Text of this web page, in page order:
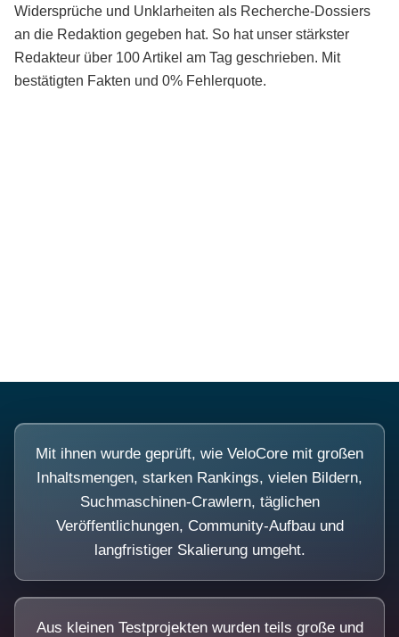
Widersprüche und Unklarheiten als Recherche-Dossiers
an die Redaktion gegeben hat. So hat unser stärkster
Redakteur über 100 Artikel am Tag geschrieben. Mit
bestätigten Fakten und 0% Fehlerquote.
Mit ihnen wurde geprüft, wie VeloCore mit großen
Inhaltsmengen, starken Rankings, vielen Bildern,
Suchmaschinen-Crawlern, täglichen
Veröffentlichungen, Community-Aufbau und
langfristiger Skalierung umgeht.
Aus kleinen Testprojekten wurden teils große und